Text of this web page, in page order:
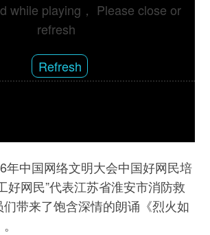
while playing， Please close or
refresh
Refresh
中国网络文明大会中国好网民培
好网民”代表江苏省淮安市消防救
带来了饱含深情的朗诵《烈火如